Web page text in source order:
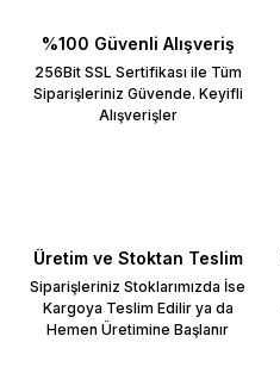
%100 Güvenli Alışveriş
256Bit SSL Sertifikası ile Tüm
Siparişleriniz Güvende. Keyifli
Alışverişler
Üretim ve Stoktan Teslim
Siparişleriniz Stoklarımızda İse
Kargoya Teslim Edilir ya da
Hemen Üretimine Başlanır